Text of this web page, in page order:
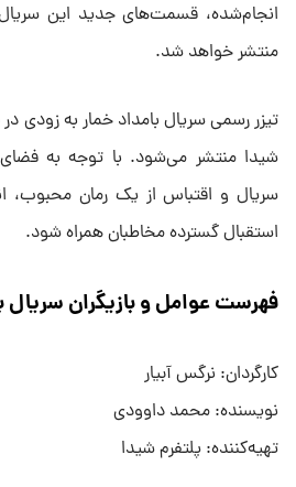
انجام‌شده، قسمت‌های جدید این
منتشر خواهد شد.
تیزر رسمی سریال بامداد خمار به زودی
شیدا منتشر می‌شود. با توجه به فضای
سریال و اقتباس از یک رمان محبوب،
استقبال گسترده مخاطبان همراه شود.
فهرست عوامل و بازیگران سریال
کارگردان: نرگس آبیار
نویسنده: محمد داوودی
تهیه‌کننده: پلتفرم شیدا